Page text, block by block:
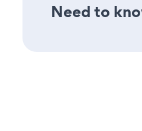
Need to